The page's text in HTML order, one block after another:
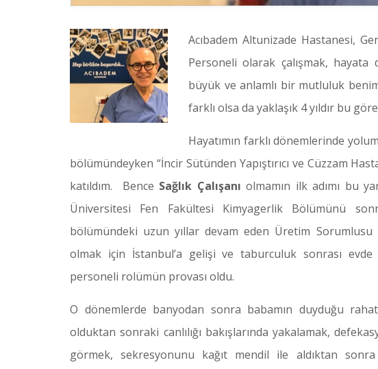
Acıbadem Altunizade Hastanesi,
Personeli olarak çalışmak,
büyük ve anlamlı bir mutluluk benim
farklı olsa da yaklaşık 4 yıldır bu
Hayatımın farklı dönemlerinde
bölümündeyken “İncir Sütünden Yapıştırıcı ve Cüzzam
katıldım. Bence Sağlık Çalışanı olmamın ilk adımı bu
Üniversitesi Fen Fakültesi Kimyagerlik Bölümünü
bölümündeki uzun yıllar devam eden Üretim Sorumlusu
olmak için İstanbul’a gelişi ve taburculuk sonrası evde
personeli rolümün provası oldu.
O dönemlerde banyodan sonra babamın duyduğu
olduktan sonraki canlılığı bakışlarında yakalamak,
görmek, sekresyonunu kağıt mendil ile aldıktan sonra